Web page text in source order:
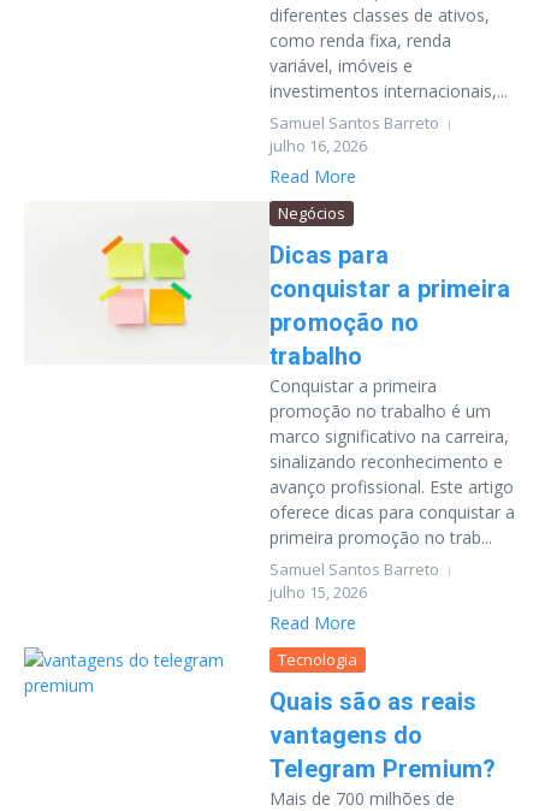
diferentes classes de ativos,
como renda fixa, renda
variável, imóveis e
investimentos internacionais,...
Samuel Santos Barreto
julho 16, 2026
Read More
Negócios
Dicas para
conquistar a primeira
promoção no
trabalho
Conquistar a primeira
promoção no trabalho é um
marco significativo na carreira,
sinalizando reconhecimento e
avanço profissional. Este artigo
oferece dicas para conquistar a
primeira promoção no trab...
Samuel Santos Barreto
julho 15, 2026
Read More
Tecnologia
Quais são as reais
vantagens do
Telegram Premium?
Mais de 700 milhões de